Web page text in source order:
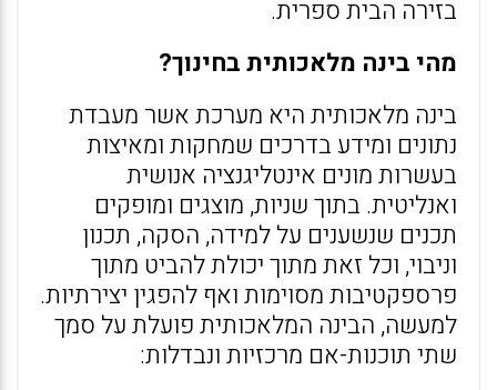
בזירה הבית ספרית.
מהי בינה מלאכותית בחינוך?
בינה מלאכותית היא מערכת אשר מעבדת
נתונים ומידע בדרכים שמחקות ומאיצות
בעשרות מונים אינטליגנציה אנושית
ואנליטית. בתוך שניות, מוצגים ומופקים
תכנים שנשענים על למידה, הסקה, תכנון
וניבוי, וכל זאת מתוך יכולת להביט מתוך
פרספקטיבות מסוימות ואף להפגין יצירתיות.
למעשה, הבינה המלאכותית פועלת על סמך
שתי תוכנות-אם מרכזיות ונבדלות: